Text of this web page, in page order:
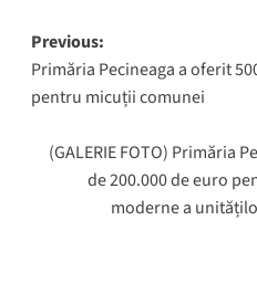
Post
navigation
Previous:
Primăria Pecineaga a oferit
pentru micuții comunei
(GALERIE FOTO) Primăria
de 200.000 de euro
moderne a